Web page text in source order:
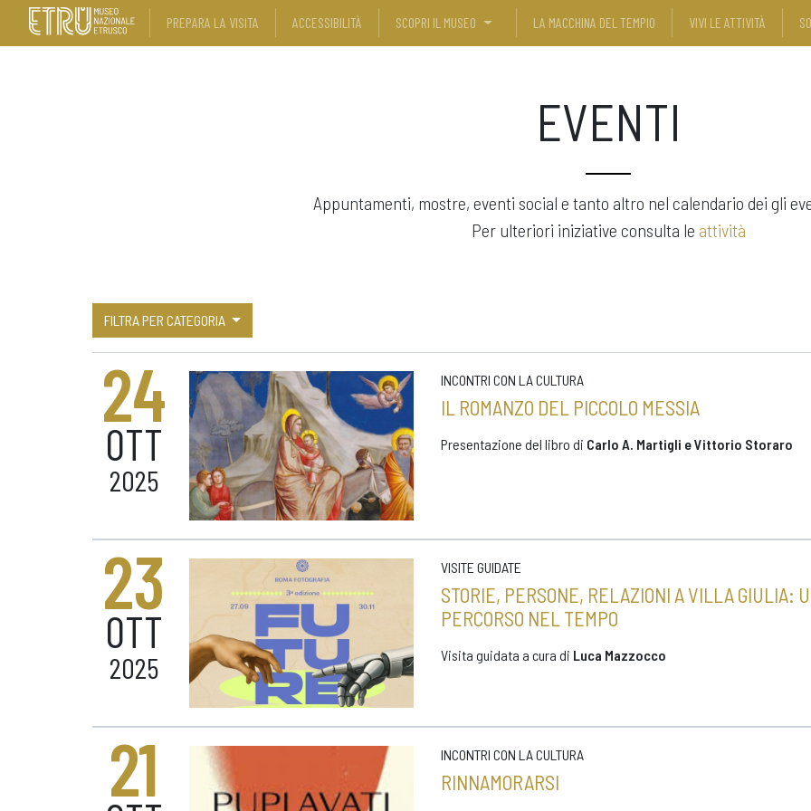
PREPARA LA VISITA ACCESSIBILITÀ SCOPRI IL MUSEO LA MACCHINA DEL TEMPIO VIVI LE ATTIVITÀ
EVENTI
Appuntamenti, mostre, eventi social e tanto altro nel calendario dei gli
Per ulteriori iniziative consulta le attività
FILTRA PER CATEGORIA
24
OTT
2025
INCONTRI CON LA CULTURA
IL ROMANZO DEL PICCOLO MESSIA
Presentazione del libro di Carlo A. Martigli e Vittorio Storaro
23
OTT
2025
VISITE GUIDATE
STORIE, PERSONE, RELAZIONI A VILLA GIULIA:
PERCORSO NEL TEMPO
Visita guidata a cura di Luca Mazzocco
21 INCONTRI CON LA CULTURA
RINNAMORARSI